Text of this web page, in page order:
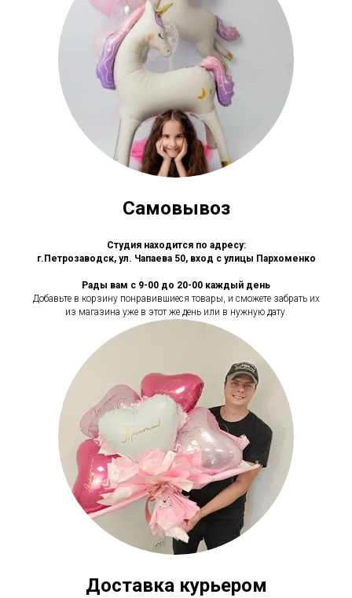
Самовывоз
Студия находится по адресу:
г.Петрозаводск, ул. Чапаева 50, вход с улицы Пархоменко
Рады вам с 9-00 до 20-00 каждый день
Добавьте в корзину понравившиеся товары, и сможете забрать их
из магазина уже в этот же день или в нужную дату.
Доставка курьером